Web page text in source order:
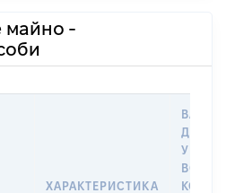
майно -
ХАРАКТЕРИСТИКА
ДАТУ
У